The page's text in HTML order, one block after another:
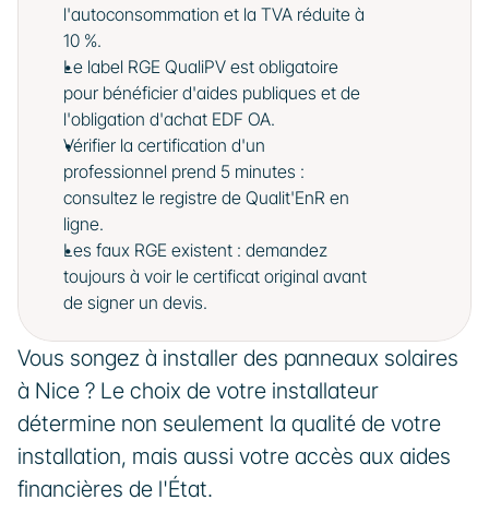
l'autoconsommation et la TVA réduite à
10 %.
Le label RGE QualiPV est obligatoire
pour bénéficier d'aides publiques et de
l'obligation d'achat EDF OA.
Vérifier la certification d'un
professionnel prend 5 minutes :
consultez le registre de Qualit'EnR en
ligne.
Les faux RGE existent : demandez
toujours à voir le certificat original avant
de signer un devis.
Vous songez à installer des panneaux solaires
à Nice ? Le choix de votre installateur
détermine non seulement la qualité de votre
installation, mais aussi votre accès aux aides
financières de l'État.